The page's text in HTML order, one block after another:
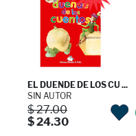
EL DUENDE DE LOS CU ...
SIN AUTOR
$ 27.00
$ 24.30